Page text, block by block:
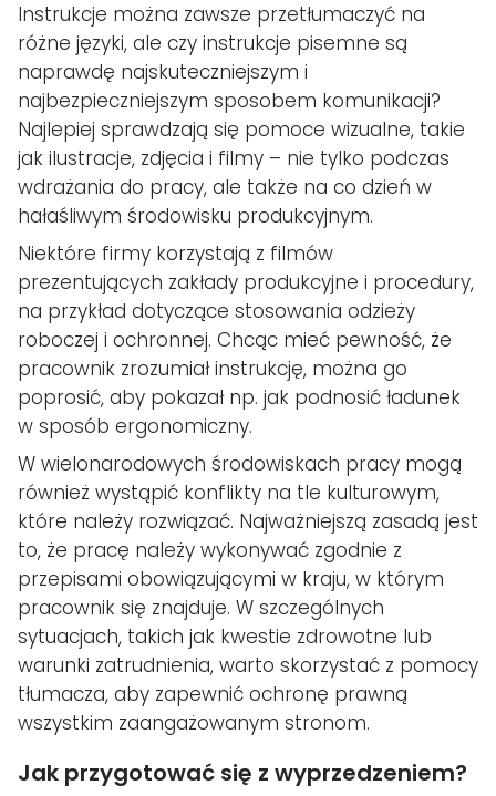
Instrukcje można zawsze przetłumaczyć na
różne języki, ale czy instrukcje pisemne są
naprawdę najskuteczniejszym i
najbezpieczniejszym sposobem komunikacji?
Najlepiej sprawdzają się pomoce wizualne, takie
jak ilustracje, zdjęcia i filmy – nie tylko podczas
wdrażania do pracy, ale także na co dzień w
hałaśliwym środowisku produkcyjnym.
Niektóre firmy korzystają z filmów
prezentujących zakłady produkcyjne i procedury,
na przykład dotyczące stosowania odzieży
roboczej i ochronnej. Chcąc mieć pewność, że
pracownik zrozumiał instrukcję, można go
poprosić, aby pokazał np. jak podnosić ładunek
w sposób ergonomiczny.
W wielonarodowych środowiskach pracy mogą
również wystąpić konflikty na tle kulturowym,
które należy rozwiązać. Najważniejszą zasadą jest
to, że pracę należy wykonywać zgodnie z
przepisami obowiązującymi w kraju, w którym
pracownik się znajduje. W szczególnych
sytuacjach, takich jak kwestie zdrowotne lub
warunki zatrudnienia, warto skorzystać z pomocy
tłumacza, aby zapewnić ochronę prawną
wszystkim zaangażowanym stronom.
Jak przygotować się z wyprzedzeniem?